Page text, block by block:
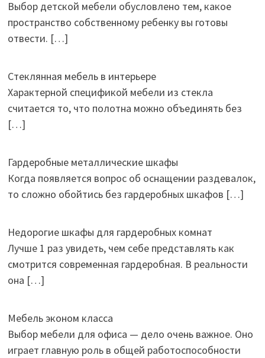
Выбор детской мебели обусловлено тем, какое
пространство собственному ребенку вы готовы
отвести. […]
Стеклянная мебель в интерьере
Характерной спецификой мебели из стекла
считается то, что полотна можно объединять без
[…]
Гардеробные металлические шкафы
Когда появляется вопрос об оснащении раздевалок,
то сложно обойтись без гардеробных шкафов […]
Недорогие шкафы для гардеробных комнат
Лучше 1 раз увидеть, чем себе представлять как
смотрится современная гардеробная. В реальности
она […]
Мебель эконом класса
Выбор мебели для офиса — дело очень важное. Оно
играет главную роль в общей работоспособности